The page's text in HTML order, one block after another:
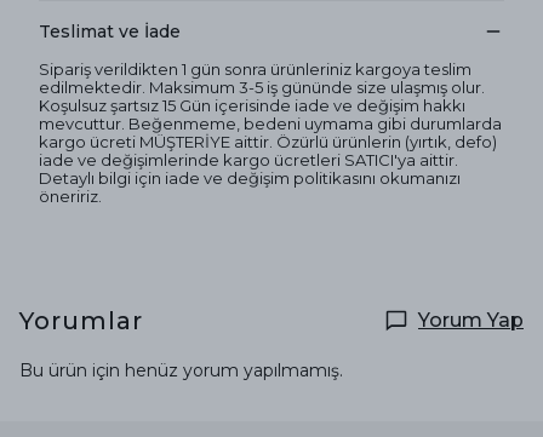
Teslimat ve İade
Sipariş verildikten 1 gün sonra ürünleriniz kargoya teslim
edilmektedir. Maksimum 3-5 iş gününde size ulaşmış olur.
Koşulsuz şartsız 15 Gün içerisinde iade ve değişim hakkı
mevcuttur. Beğenmeme, bedeni uymama gibi durumlarda
kargo ücreti MÜŞTERİYE aittir. Özürlü ürünlerin (yırtık, defo)
iade ve değişimlerinde kargo ücretleri SATICI'ya aittir.
Detaylı bilgi için iade ve değişim politikasını okumanızı
öneririz.
Yorumlar Yorum Yap
Bu ürün için henüz yorum yapılmamış.